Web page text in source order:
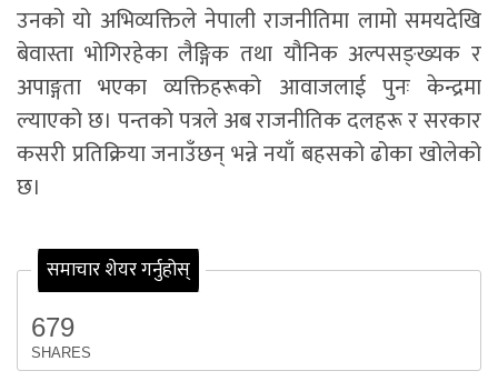
उनको यो अभिव्यक्तिले नेपाली राजनीतिमा लामो समयदेखि
बेवास्ता भोगिरहेका लैङ्गिक तथा यौनिक अल्पसङ्ख्यक र
अपाङ्गता भएका व्यक्तिहरूको आवाजलाई पुनः केन्द्रमा
ल्याएको छ। पन्तको पत्रले अब राजनीतिक दलहरू र सरकार
कसरी प्रतिक्रिया जनाउँछन् भन्ने नयाँ बहसको ढोका खोलेको
छ।
समाचार शेयर गर्नुहोस्
679
SHARES